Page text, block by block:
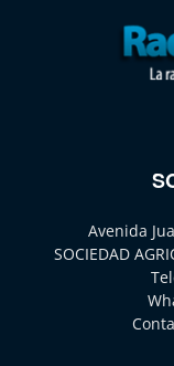
Avenida
SOCIEDAD